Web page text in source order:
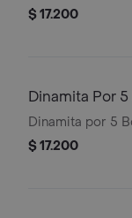
$ 17.200
Dinamita Por
Dinamita por 5
$ 17.200